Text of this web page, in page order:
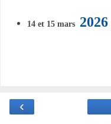
14 et 15 mars 2026
‹